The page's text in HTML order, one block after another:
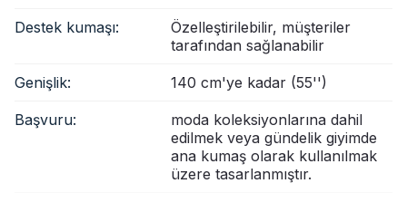
Destek kumaşı:
Özelleştirilebilir, müşteriler
tarafından sağlanabilir
Genişlik: 140 cm'ye kadar (55'')
Başvuru:
moda koleksiyonlarına dahil
edilmek veya gündelik giyimde
ana kumaş olarak kullanılmak
üzere tasarlanmıştır.